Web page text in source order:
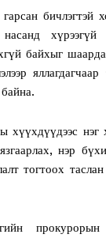
бичлэгтэй
хүрээгүй
байхыг
хүүхдүүдээс
нэр
тогтоох